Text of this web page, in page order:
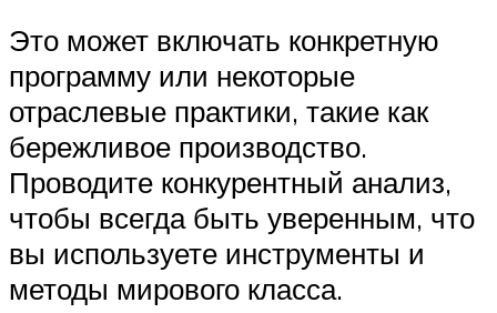
Это может включать конкретную
программу или некоторые
отраслевые практики, такие как
бережливое производство.
Проводите конкурентный анализ,
чтобы всегда быть уверенным, что
вы используете инструменты и
методы мирового класса.